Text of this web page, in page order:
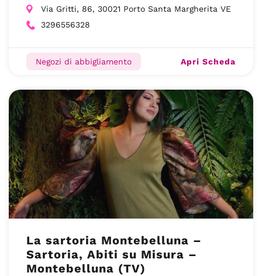
Via Gritti, 86, 30021 Porto Santa Margherita VE
3296556328
Negozi di abbigliamento Apri Scheda
La sartoria Montebelluna –
Sartoria, Abiti su Misura –
Montebelluna (TV)